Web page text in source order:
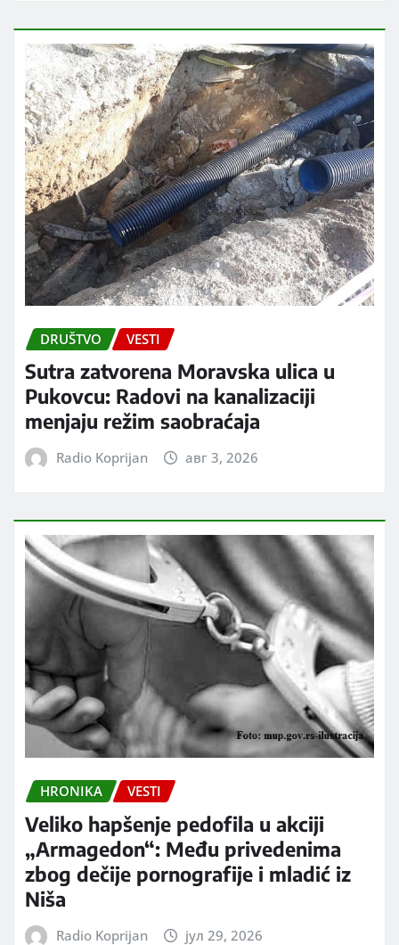
DRUŠTVO VESTI
Sutra zatvorena Moravska ulica u
Pukovcu: Radovi na kanalizaciji
menjaju režim saobraćaja
Radio Koprijan авг 3, 2026
HRONIKA VESTI
Veliko hapšenje pedofila u akciji
„Armagedon“: Među privedenima
zbog dečije pornografije i mladić iz
Niša
Radio Koprijan јул 29, 2026